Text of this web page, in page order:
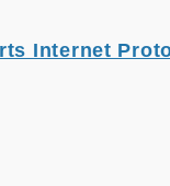
Internet